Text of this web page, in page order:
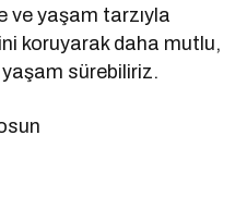
ve yaşam tarzıyla
koruyarak daha mutlu,
yaşam sürebiliriz.